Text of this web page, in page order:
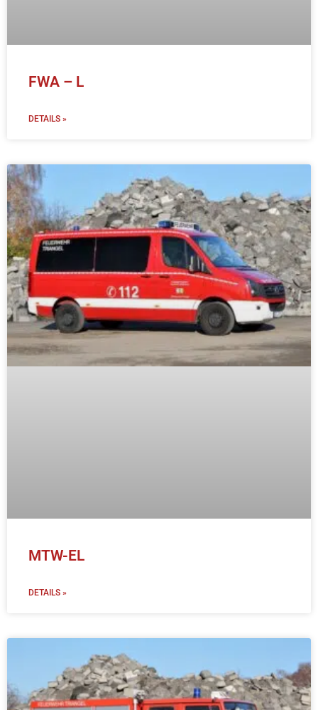
FWA – L
DETAILS »
MTW-EL
DETAILS »